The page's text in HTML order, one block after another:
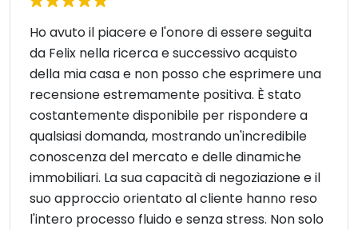
Ho avuto il piacere e l'onore di essere seguita
da Felix nella ricerca e successivo acquisto
della mia casa e non posso che esprimere una
recensione estremamente positiva. È stato
costantemente disponibile per rispondere a
qualsiasi domanda, mostrando un'incredibile
conoscenza del mercato e delle dinamiche
immobiliari. La sua capacità di negoziazione e il
suo approccio orientato al cliente hanno reso
l'intero processo fluido e senza stress. Non solo